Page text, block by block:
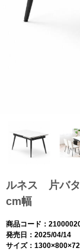
ルネス 片バタ
cm幅
商品コード：
発売日：2025/04/14
サイズ：